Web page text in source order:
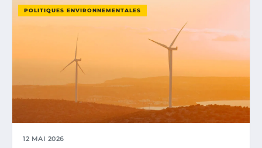
POLITIQUES ENVIRONNEMENTALES
12 MAI 2026